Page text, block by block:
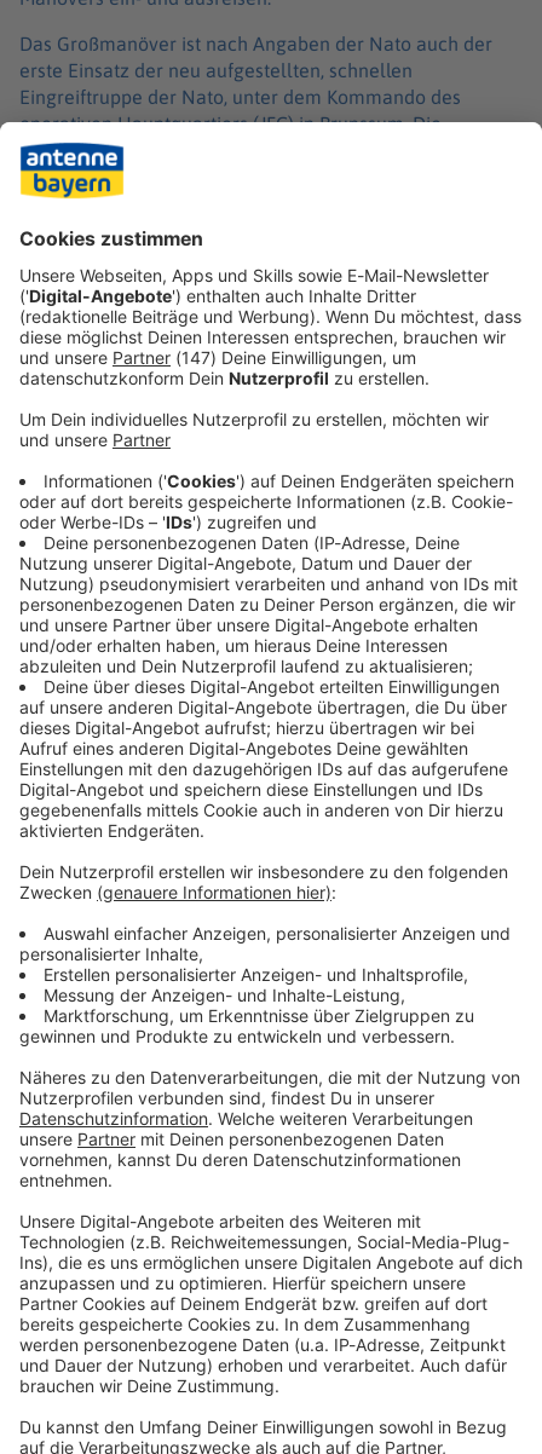
Das Großmanöver ist nach Angaben der Nato auch der
erste Einsatz der neu aufgestellten, schnellen
Eingreiftruppe der Nato, unter dem Kommando des
operativen Hauptquartiers (JFC) in Brunssum. Die
operativen Hauptquartiere der Nato sind unter der
Führung des strategischen Hauptquartiers der Nato in
Mons für die Planung und Ausführung von militärischen
Operationen zuständig. Die Zuständigkeit für Deutschland
Immer auf dem Laufenden
bleiben!
Verpass' nichts mehr - mit unserem kostenlosen
ANTENNE BAYERN Newsletter. Ob Nachrichten,
Lifestyle oder unsere neuesten Aktionen - wir
informieren dich.
Zum Newsletter anmelden
Du möchtest uns etwas sagen?
Studio Hotline
Kontaktformular
Sprachnachricht